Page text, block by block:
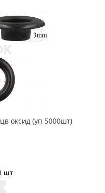
оксид (уп 5000шт)
шт